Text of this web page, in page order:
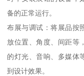
备的正常运行。
布展与调试：将展品按
放位置、角度、间距等
的灯光、音响、多媒体
到设计效果。